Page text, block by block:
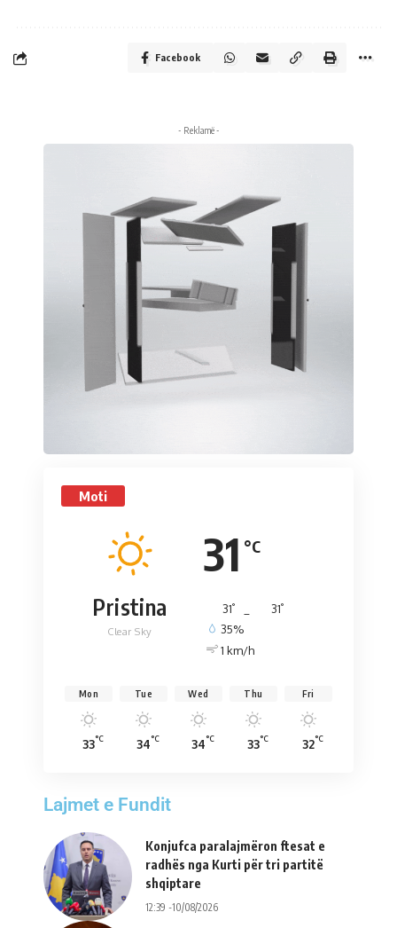
Facebook
- Reklamë -
Moti
31 °C
Pristina
Clear Sky
31° 31°
35%
1 km/h
Mon
33°C
Tue
34°C
Wed
34°C
Thu
33°C
Fri
32°C
Lajmet e Fundit
Konjufca paralajmëron ftesat e
radhës nga Kurti për tri partitë
shqiptare
12:39 -10/08/2026